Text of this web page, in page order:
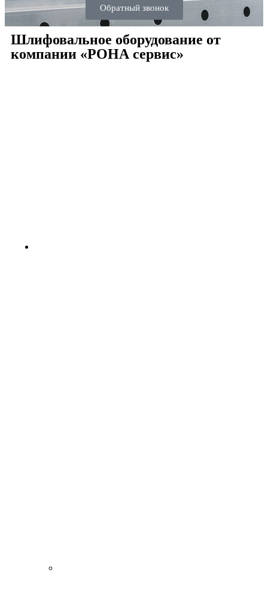
Обратный звонок
Шлифовальное оборудование от
компании «РОНА сервис»